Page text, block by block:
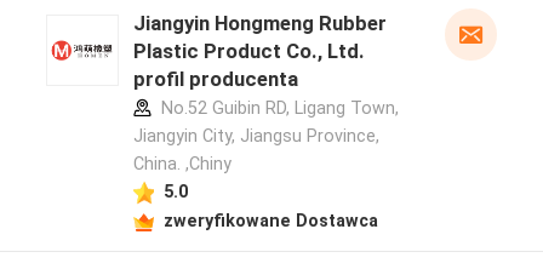
Jiangyin Hongmeng Rubber
Plastic Product Co., Ltd.
profil producenta
No.52 Guibin RD, Ligang Town,
Jiangyin City, Jiangsu Province,
China. ,Chiny
5.0
zweryfikowane Dostawca